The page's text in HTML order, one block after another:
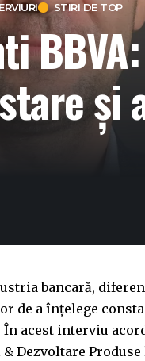
STIRI DE TOP
și
bancară,
de a înțelege
acest interviu
Dezvoltare